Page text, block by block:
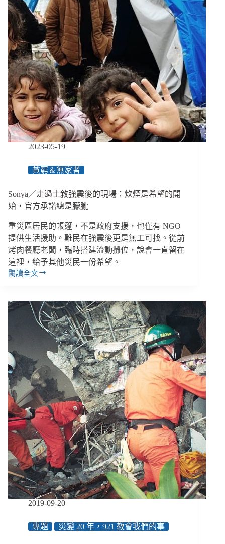
青
年
支
持：
當
回
歸
社
會
不
再
只
剩
「工
／
【創
不
是
空
話】
專
2023-05-19
貧窮＆無家者
Sonya／走過土敘強震後的現場：炊煙是希望的開
始，官方承諾總是朦朧
重災區居民的帳篷，不是政府支援，也僅有 NGO
提供生活援助。難民在強震後更是無工可找。從前
烤肉餐廳老闆，臨時搭建流動攤位，說會一直留在
這裡，給予其他災民一份希望。
閱讀全文
Sonya
過
強
震
後
的
現
場：
炊
煙
是
希
望
的
開
始，
官
方
2019-09-20
專題 災變 20 年，921 教會我們的事